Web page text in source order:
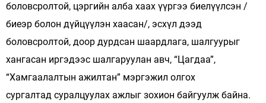
боловсролтой, цэргийн алба хаах үүргээ биелүүлсэн /
биеэр болон дүйцүүлэн хаасан/, эсхүл дээд
боловсролтой, доор дурдсан шаардлага, шалгуурыг
хангасан иргэдээс шалгаруулан авч, “Цагдаа”,
“Хамгаалалтын ажилтан” мэргэжил олгох
сургалтад суралцуулах ажлыг зохион байгуулж байна.